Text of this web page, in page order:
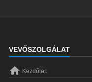
VEVŐSZOLGÁLAT
 Kezdőlap